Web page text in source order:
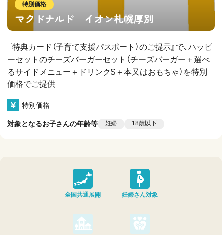
特別価格
マクドナルド イオン札幌厚別
『特典カード（子育て支援パスポート）のご提示』で、ハッピ
ーセットのチーズバーガーセット（チーズバーガー＋選べ
るサイドメニュー＋ドリンクS＋本又はおもちゃ）を特別
価格でご提供
特別価格
対象となるお子さんの年齢等 妊婦 18歳以下
全国共通展開 妊婦さん対象